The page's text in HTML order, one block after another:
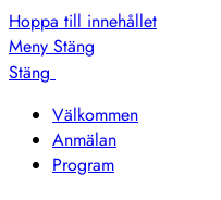
Hoppa till innehållet
Meny Stäng
Stäng
Välkommen
Anmälan
Program